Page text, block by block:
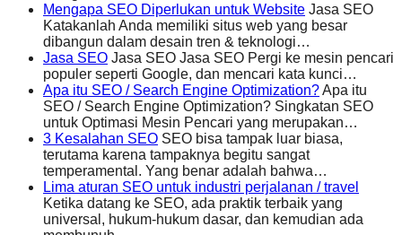
Mengapa SEO Diperlukan untuk Website Jasa SEO
Katakanlah Anda memiliki situs web yang besar
dibangun dalam desain tren & teknologi…
Jasa SEO Jasa SEO Jasa SEO Pergi ke mesin pencari
populer seperti Google, dan mencari kata kunci…
Apa itu SEO / Search Engine Optimization?Apa itu
SEO / Search Engine Optimization? Singkatan SEO
untuk Optimasi Mesin Pencari yang merupakan…
3 Kesalahan SEO SEO bisa tampak luar biasa,
terutama karena tampaknya begitu sangat
temperamental. Yang benar adalah bahwa…
Lima aturan SEO untuk industri perjalanan / travel
Ketika datang ke SEO, ada praktik terbaik yang
universal, hukum-hukum dasar, dan kemudian ada